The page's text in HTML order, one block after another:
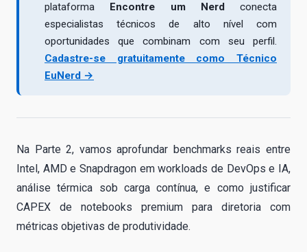
plataforma Encontre um Nerdconecta
especialistas técnicos de alto nível com
oportunidades que combinam com seu perfil.
Cadastre-se gratuitamente como Técnico
EuNerd →
Na Parte 2, vamos aprofundar benchmarks reais entre
Intel, AMD e Snapdragon em workloads de DevOps e IA,
análise térmica sob carga contínua, e como justificar
CAPEX de notebooks premium para diretoria com
métricas objetivas de produtividade.